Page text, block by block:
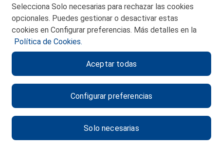
MAPA WEB
POLITICA DE PRIVACIDAD
POLITICA DE COOKIES
CANAL DE ÉTICA
Selecciona Solo necesarias para rechazar las cookies
opcionales. Puedes gestionar o desactivar estas
cookies en Configurar preferencias. Más detalles en la
Política de Cookies.
Configurar preferencias
Solo necesarias
Aceptar todas